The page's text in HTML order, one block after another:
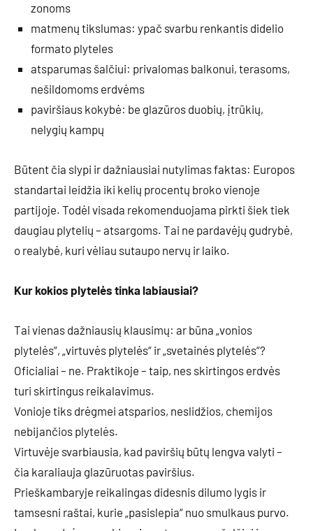
zonoms
matmenų tikslumas: ypač svarbu renkantis didelio
formato plyteles
atsparumas šalčiui: privalomas balkonui, terasoms,
nešildomoms erdvėms
paviršiaus kokybė: be glazūros duobių, įtrūkių,
nelygių kampų
Būtent čia slypi ir dažniausiai nutylimas faktas: Europos
standartai leidžia iki kelių procentų broko vienoje
partijoje. Todėl visada rekomenduojama pirkti šiek tiek
daugiau plytelių – atsargoms. Tai ne pardavėjų gudrybė,
o realybė, kuri vėliau sutaupo nervų ir laiko.
Kur kokios plytelės tinka labiausiai?
Tai vienas dažniausių klausimų: ar būna „vonios
plytelės“, „virtuvės plytelės“ ir „svetainės plytelės“?
Oficialiai – ne. Praktikoje – taip, nes skirtingos erdvės
turi skirtingus reikalavimus.
Vonioje tiks drėgmei atsparios, neslidžios, chemijos
nebijančios plytelės.
Virtuvėje svarbiausia, kad paviršių būtų lengva valyti –
čia karaliauja glazūruotas paviršius.
Prieškambaryje reikalingas didesnis dilumo lygis ir
tamsesni raštai, kurie „pasislepia“ nuo smulkaus purvo.